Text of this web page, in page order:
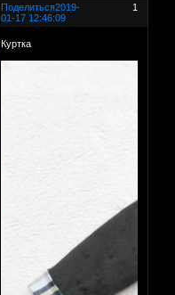
Поделиться 1
2019-
01-17 12:46:09
Куртка